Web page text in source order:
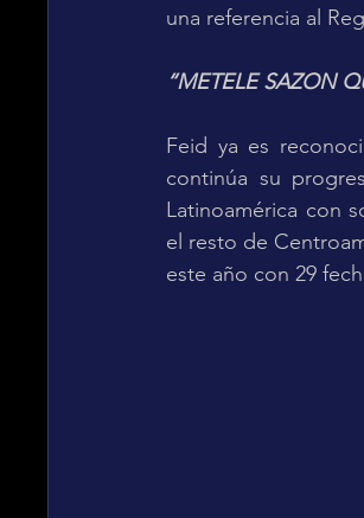
una referencia al
“METELE SAZON
Feid ya es
continúa su
Latinoamérica con
el resto de
este año con 29